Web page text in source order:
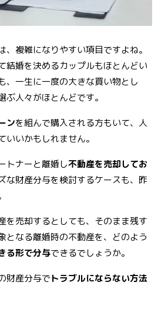
、複雑になりやすい項目ですよね。
結婚を決めるカップルもほとんどい
、一生に一度の大きな買い物とし
ぶ人々がほとんどです。
ンを組んで購入される方もいて、人
いかもしれません。
トナーと離婚し不動産を売却してお
な財産分与を検討するケースも、昨
を売却するとしても、そのまま残す
となる離婚時の不動産を、どのよう
る形で分与できるでしょうか。
財産分与でトラブルにならない方法